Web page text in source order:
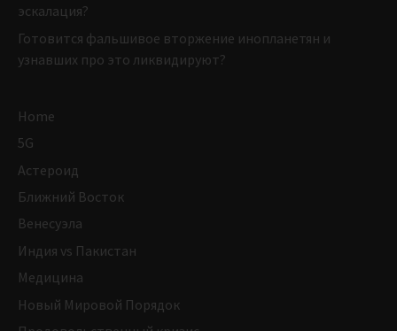
эскалация?
Готовится фальшивое вторжение инопланетян и
узнавших про это ликвидируют?
Home
5G
Астероид
Ближний Восток
Венесуэла
Индия vs Пакистан
Медицина
Новый Мировой Порядок